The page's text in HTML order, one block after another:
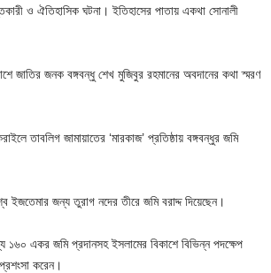
ও ঐতিহাসিক ঘটনা। ইতিহাসের পাতায় একথা সোনালী
জাতির জনক বঙ্গবন্ধু শেখ মুজিবুর রহমানের অবদানের কথা স্মরণ
তাবলিগ জামায়াতের ‘মারকাজ’ প্রতিষ্ঠায় বঙ্গবন্ধুর জমি
ইজতেমার জন্য তুরাগ নদের তীরে জমি বরাদ্দ দিয়েছেন।
একর জমি প্রদানসহ ইসলামের বিকাশে বিভিন্ন পদক্ষেপ
করেন।